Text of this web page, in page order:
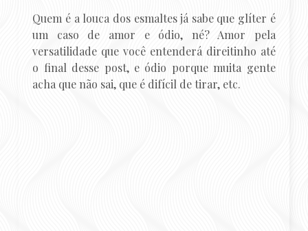
Quem é a louca dos esmaltes já sabe que glíter é
um caso de amor e ódio, né? Amor pela
versatilidade que você entenderá direitinho até
o final desse post, e ódio porque muita gente
acha que não sai, que é difícil de tirar, etc.